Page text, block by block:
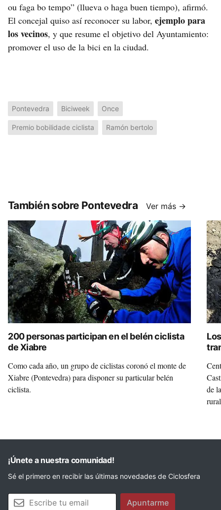
ou faga bo tempo” (llueva o haga buen tiempo), afirmó.
El concejal quiso así reconocer su labor, ejemplo para
los vecinos, y que resume el objetivo del Ayuntamiento:
promover el uso de la bici en la ciudad.
Pontevedra Biciweek Once
Premio bobilidade ciclista Ramón bertolo
También sobre Pontevedra Ver más →
200 personas participan en el belén ciclista
de Xiabre
Como cada año, un grupo de ciclistas coronó el monte de
Xiabre (Pontevedra) para disponer su particular belén
ciclista.
de
¡Únete a nuestra comunidad!
Sé el primero en recibir las últimas novedades de Ciclosfera
Tu email Apuntarme